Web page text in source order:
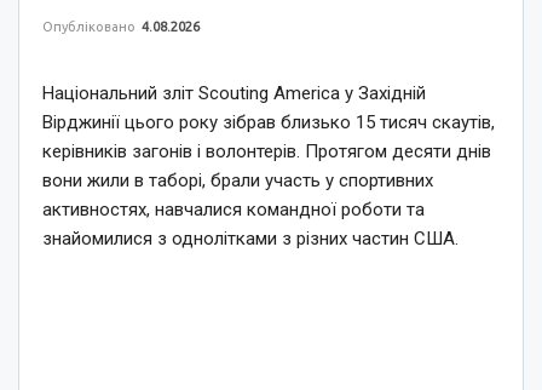
Опубліковано 4.08.2026
Національний зліт Scouting America у Західній
Вірджинії цього року зібрав близько 15 тисяч скаутів,
керівників загонів і волонтерів. Протягом десяти днів
вони жили в таборі, брали участь у спортивних
активностях, навчалися командної роботи та
знайомилися з однолітками з різних частин США.